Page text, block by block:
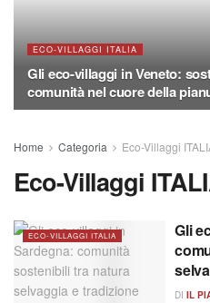
ECO-VILLAGGI ITALIA
Gli eco-villaggi in Veneto:
comunità nel cuore della
Home Categoria Eco-Villaggi
Eco-Villaggi
ECO-VILLAGGI ITALIA
Gli
DI IL